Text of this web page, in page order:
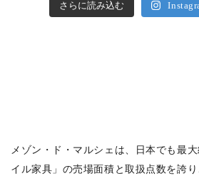
さらに読み込む
メゾン・ド・マルシェは、日本でも最
イル家具」の売場面積と取扱点数を誇